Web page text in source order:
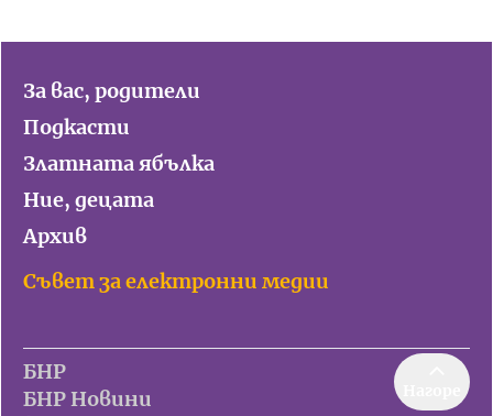
За вас, родители
Подкасти
Златната ябълка
Ние, децата
Архив
Съвет за електронни медии
БНР
БНР Новини